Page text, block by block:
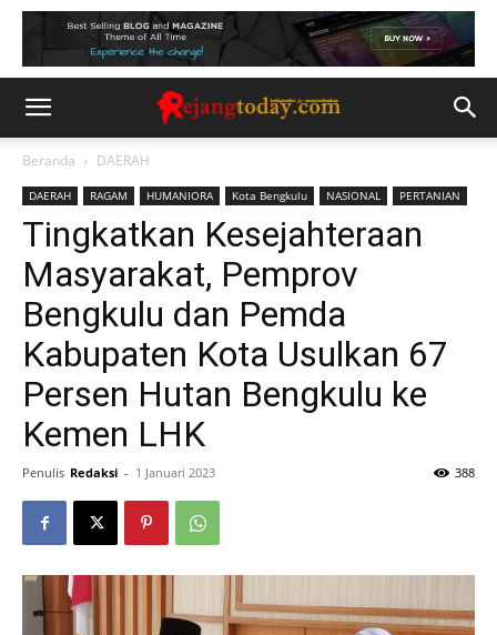
Beranda DAERAH
DAERAH RAGAM HUMANIORA Kota Bengkulu NASIONAL PERTANIAN
Tingkatkan Kesejahteraan
Masyarakat, Pemprov
Bengkulu dan Pemda
Kabupaten Kota Usulkan 67
Persen Hutan Bengkulu ke
Kemen LHK
Penulis Redaksi - 1 Januari 2023 388